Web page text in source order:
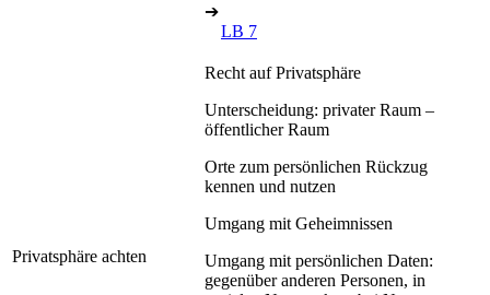
➔
LB 7
Privatsphäre achten
Recht auf Privatsphäre
Unterscheidung: privater Raum –
öffentlicher Raum
Orte zum persönlichen Rückzug
kennen und nutzen
Umgang mit Geheimnissen
Umgang mit persönlichen Daten:
gegenüber anderen Personen, in